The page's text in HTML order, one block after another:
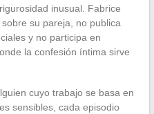
inusual. Fabrice
su pareja, no publica
y no participa en
la confesión íntima sirve
cuyo trabajo se basa en
sensibles, cada episodio